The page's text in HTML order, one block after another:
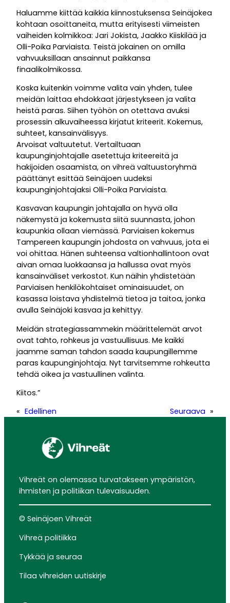
Haluamme kiittää kaikkia kiinnostuksensa Seinäjokea
kohtaan osoittaneita, mutta erityisesti viimeisten
vaiheiden kolmikkoa: Jari Jokista, Jaakko Kiiskilää ja
Olli-Poika Parviaista. Teistä jokainen on omilla
vahvuuksillaan ansainnut paikkansa
finaalikolmikossa.
Koska kuitenkin voimme valita vain yhden, tulee
meidän laittaa ehdokkaat järjestykseen ja valita
heistä paras. Siihen työhön on otettava avuksi
prosessin alkuvaiheessa kirjatut kriteerit. Kokemus,
suhteet, kansainvälisyys.
Arvoisat valtuutetut. Vertailtuaan
kaupunginjohtajalle asetettuja kriteereitä ja
hakijoiden osaamista, on vihreä valtuustoryhmä
päättänyt esittää Seinäjoen uudeksi
kaupunginjohtajaksi Olli-Poika Parviaista.
Kasvavan kaupungin johtajalla on hyvä olla
näkemystä ja kokemusta siitä suunnasta, johon
kaupunkia ollaan viemässä. Parviaisen kokemus
Tampereen kaupungin johdosta on vahvuus, jota ei
voi ohittaa. Hänen suhteensa valtionhallintoon ovat
aivan omaa luokkaansa ja hallussa ovat myös
kansainväliset verkostot. Kun näihin yhdistetään
Parviaisen henkilökohtaiset ominaisuudet, on
kasassa loistava yhdistelmä tietoa ja taitoa, jonka
avulla Seinäjoki kasvaa ja kehittyy.
Meidän strategiassammekin määrittelemät arvot
ovat tahto, rohkeus ja vastuullisuus. Me kaikki
jaamme saman tahdon saada kaupungillemme
paras kaupunginjohtaja. Nyt tarvitsemme rohkeutta
tehdä oikea ja vastuullinen valinta.
Kiitos.”
« Edellinen Seuraava »
Vihreät on olemassa turvatakseen ympäristön,
ihmisten ja politiikan tulevaisuuden.
© Seinäjoen Vihreät
Vihreä politiikka
Tykkää ja seuraa
Tilaa vihreiden uutiskirje